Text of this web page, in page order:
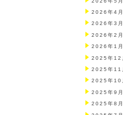
2026年4月
2026年3月
2026年2月
2026年1月
2025年12
2025年11
2025年10
2025年9月
2025年8月